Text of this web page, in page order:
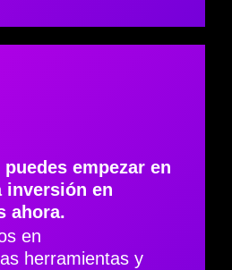
empezar en
inversión en
ahora.
en
las herramientas y